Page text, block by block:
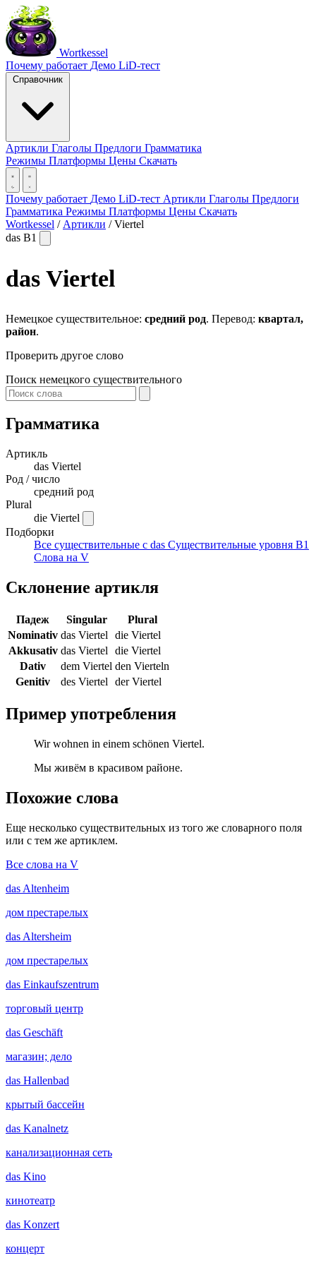
Wortkessel
Почему работает Демо LiD-тест
Справочник
Артикли Глаголы Предлоги Грамматика
Режимы Платформы Цены Скачать
Почему работает Демо LiD-тест Артикли Глаголы Предлоги
Грамматика Режимы Платформы Цены Скачать
Wortkessel / Артикли / Viertel
das B1
das Viertel
Немецкое существительное: средний род. Перевод: квартал,
район.
Проверить другое слово
Поиск немецкого существительного
Грамматика
Артикль
das Viertel
Род / число
средний род
Plural
die Viertel
Подборки
Все существительные с das Существительные уровня B1
Слова на V
Склонение артикля
Падеж Singular
Plural
Nominativ das Viertel
die Viertel
Akkusativ das Viertel
die Viertel
Dativ
dem Viertel den Vierteln
Genitiv
des Viertel der Viertel
Пример употребления
Wir wohnen in einem schönen Viertel.
Мы живём в красивом районе.
Похожие слова
Еще несколько существительных из того же словарного поля
или с тем же артиклем.
Все слова на V
das Altenheim
дом престарелых
das Altersheim
дом престарелых
das Einkaufszentrum
торговый центр
das Geschäft
магазин; дело
das Hallenbad
крытый бассейн
das Kanalnetz
канализационная сеть
das Kino
кинотеатр
das Konzert
концерт